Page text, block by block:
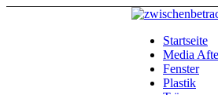
Startseite
Media
Fenster
Plastik